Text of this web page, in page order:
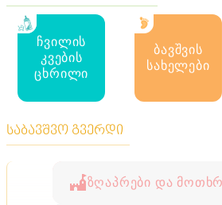
ჩვილის
კვების
ცხრილი
ბავშვის
სახელები
საბავშვო გვერდი
ზღაპრები და